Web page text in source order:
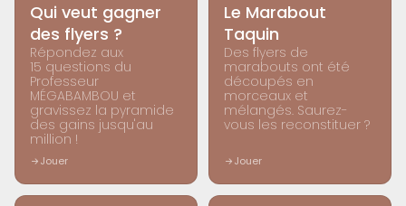
Qui veut gagner
des flyers ?
Répondez aux
15 questions du
Professeur
MÉGABAMBOU et
gravissez la pyramide
des gains jusqu'au
million !
Jouer
Le Marabout
Taquin
Des flyers de
marabouts ont été
découpés en
morceaux et
mélangés. Saurez-
vous les reconstituer ?
Jouer